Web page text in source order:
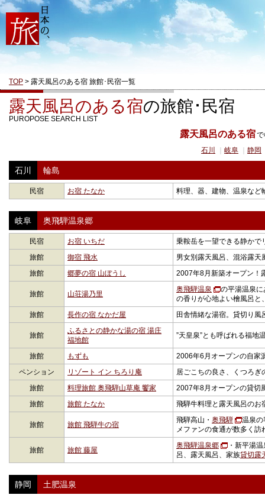
TOP > 露天風呂のある宿 旅館･民宿一覧
露天風呂のある宿の旅館･民宿
PUROPOSE SEARCH LIST
露天風呂のある宿
石川
岐阜 静岡
石川 輪島
民宿 お宿 たなか 料理、器、建物、温泉など
岐阜 奥飛騨温泉郷
民宿 お宿 いちだ
乗鞍岳を一望できる静かで
旅館
御宿 飛水
男女別露天風呂、混浴露天
旅館
郷夢の宿 山ぼうし 2007年8月新築オープン！
旅館 山荘湯乃里
奥飛騨温泉
の平湯温泉に
の香りが心地よい檜風呂と
旅館
長作の宿 なかだ屋 田舎情緒な湯宿。貸切り
旅館
ふるさとの静かな湯の宿 湯庄
福地館
”天皇泉”とも呼ばれる福地
旅館 もずも
2006年6月オープンの自家
ペンション
リゾート イン ちろり庵
居ごこちの良さ、くつろぎ
旅館
料理旅館 奥飛騨山草庵 饗家
2007年8月オープンの貸切
旅館
旅館 たなか 飛騨牛料理と露天風呂のお
旅館 旅館 飛騨牛の宿
飛騨高山・ 奥飛騨
温泉の
メファンの食通が数多く
旅館 旅館 藤屋
奥飛騨温泉郷
・新平湯
呂、露天風呂、家族貸切露
静岡 土肥温泉